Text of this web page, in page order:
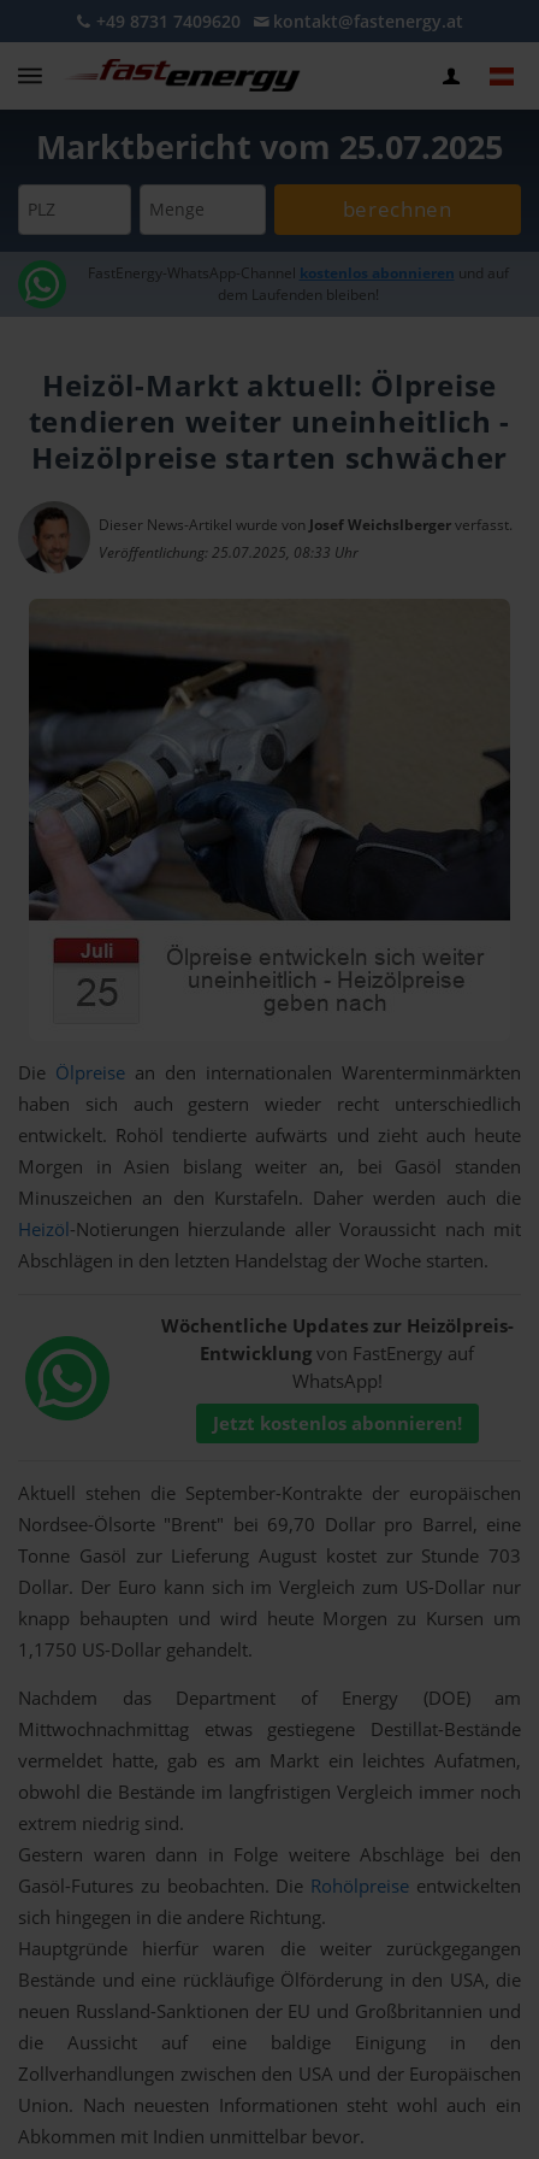
+49 8731 7409620 kontakt@fastenergy.at
Marktbericht vom 25.07.2025
PLZ Menge berechnen
FastEnergy-WhatsApp-Channel kostenlos abonnieren und auf
dem Laufenden bleiben!
Heizöl-Markt aktuell: Ölpreise
tendieren weiter uneinheitlich -
Heizölpreise starten schwächer
Dieser News-Artikel wurde von Josef Weichslbergerverfasst.
Veröffentlichung: 25.07.2025, 08:33 Uhr
Die Ölpreise an den internationalen Warenterminmärkten
haben sich auch gestern wieder recht unterschiedlich
entwickelt. Rohöl tendierte aufwärts und zieht auch heute
Morgen in Asien bislang weiter an, bei Gasöl standen
Minuszeichen an den Kurstafeln. Daher werden auch die
Heizöl-Notierungen hierzulande aller Voraussicht nach mit
Abschlägen in den letzten Handelstag der Woche starten.
Wöchentliche Updates zur Heizölpreis-
Entwicklungvon FastEnergy auf
WhatsApp!
Jetzt kostenlos abonnieren!
Aktuell stehen die September-Kontrakte der europäischen
Nordsee-Ölsorte "Brent" bei 69,70 Dollar pro Barrel, eine
Tonne Gasöl zur Lieferung August kostet zur Stunde 703
Dollar. Der Euro kann sich im Vergleich zum US-Dollar nur
knapp behaupten und wird heute Morgen zu Kursen um
1,1750 US-Dollar gehandelt.
Nachdem das Department of Energy (DOE) am
Mittwochnachmittag etwas gestiegene Destillat-Bestände
vermeldet hatte, gab es am Markt ein leichtes Aufatmen,
obwohl die Bestände im langfristigen Vergleich immer noch
extrem niedrig sind.
Gestern waren dann in Folge weitere Abschläge bei den
Gasöl-Futures zu beobachten. Die Rohölpreise entwickelten
sich hingegen in die andere Richtung.
Hauptgründe hierfür waren die weiter zurückgegangen
Bestände und eine rückläufige Ölförderung in den USA, die
neuen Russland-Sanktionen der EU und Großbritannien und
die Aussicht auf eine baldige Einigung in den
Zollverhandlungen zwischen den USA und der Europäischen
Union. Nach neuesten Informationen steht wohl auch ein
Abkommen mit Indien unmittelbar bevor.